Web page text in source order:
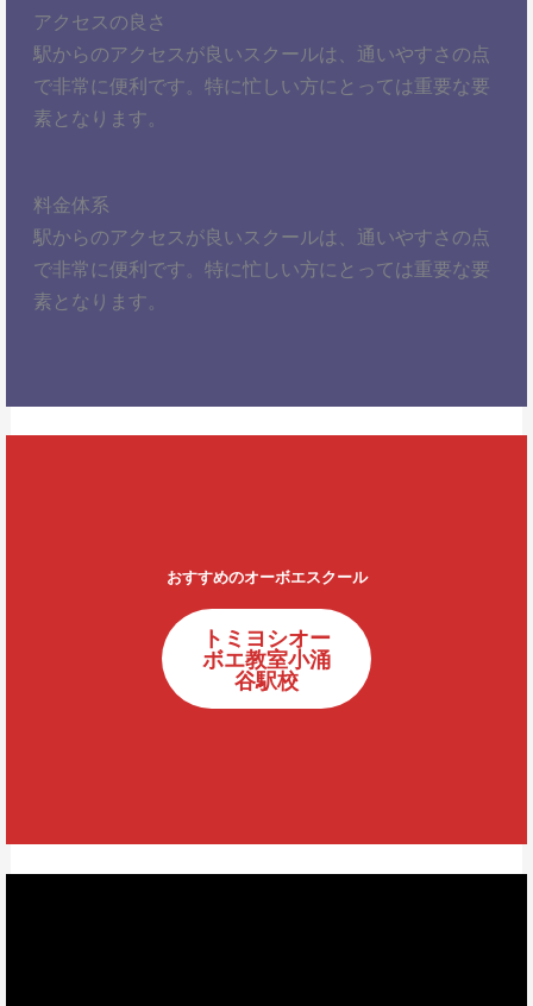
アクセスの良さ
駅からのアクセスが良いスクールは、通いやすさの点
で非常に便利です。特に忙しい方にとっては重要な要
素となります。
料金体系
駅からのアクセスが良いスクールは、通いやすさの点
で非常に便利です。特に忙しい方にとっては重要な要
素となります。
おすすめのオーボエスクール
トミヨシオー
ボエ教室小涌
谷駅校